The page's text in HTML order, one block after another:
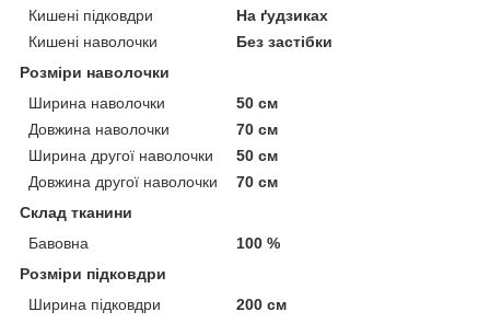
Кишені підковдри
На ґудзиках
Кишені наволочки
Без застібки
Розміри наволочки
Ширина наволочки
50 см
Довжина наволочки
70 см
Ширина другої наволочки
50 см
Довжина другої наволочки
70 см
Склад тканини
Бавовна
100 %
Розміри підковдри
Ширина підковдри
200 см